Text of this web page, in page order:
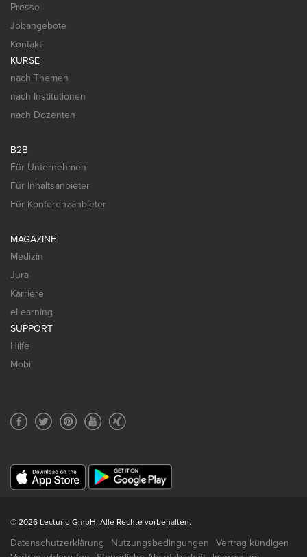
Presse
Jobangebote
Kontakt
KURSE
nach Themen
nach Institutionen
nach Dozenten
B2B
Für Unternehmen
Für Inhaltsanbieter
Für Konferenzanbieter
MAGAZINE
Medizin
Jura
Karriere
eLearning
SUPPORT
Hilfe
Mobil
© 2026 Lecturio GmbH. Alle Rechte vorbehalten.
Datenschutzerklärung Nutzungsbedingungen
Vertrag kündigen